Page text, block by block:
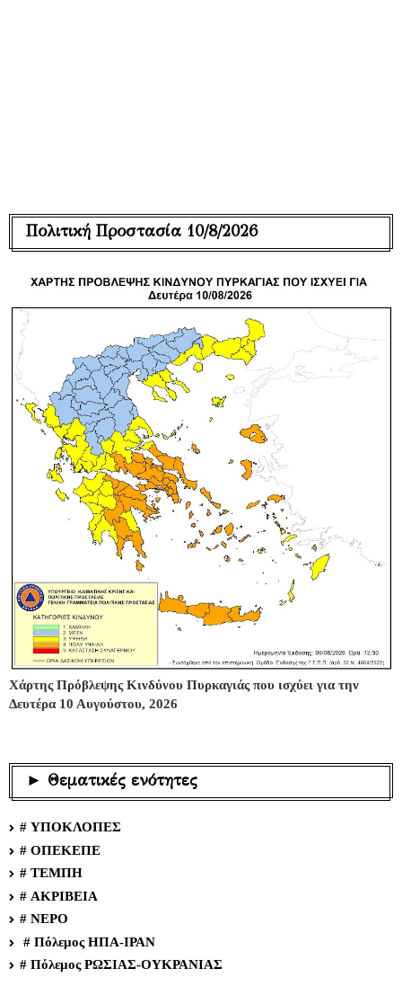
Πολιτική Προστασία 10/8/2026
Χάρτης Πρόβλεψης Κινδύνου Πυρκαγιάς που ισχύει για την
Δευτέρα 10 Αυγούστου, 2026
► Θεματικές ενότητες
# ΥΠΟΚΛΟΠΕΣ
# ΟΠΕΚΕΠΕ
# ΤΕΜΠΗ
# ΑΚΡΙΒΕΙΑ
# ΝΕΡΟ
# Πόλεμος ΗΠΑ-ΙΡΑΝ
# Πόλεμος ΡΩΣΙΑΣ-ΟΥΚΡΑΝΙΑΣ